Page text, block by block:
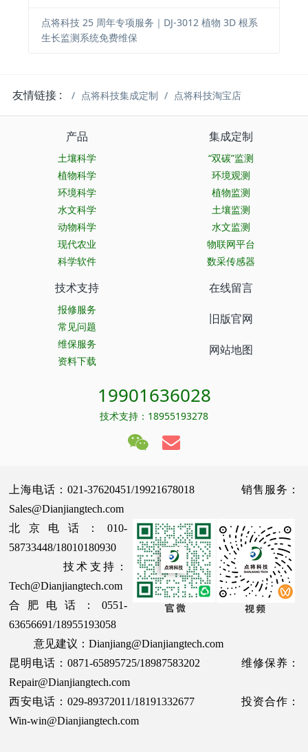
点将科技 25 周年专项服务｜DJ-3012 植物 3D 根系
生长监测系统免费维保
友情链接 : 点将科技集成定制 点将科技淘宝店
产品
土壤科学
植物科学
环境科学
水文科学
动物科学
现代农业
科学软件
集成定制
“双碳”监测
环境观测
植物监测
土壤监测
水文监测
物联网平台
数采传感器
技术支持
报修服务
常见问题
维保服务
资料下载
在线留言
旧版官网
网站地图
19901636028
技术支持：18955193278
上海电话：021-37620451/19921678018 销售服务：
Sales@Dianjiangtech.com
北京电话：010-
58733448/18010180930
技术支持：
Tech@Dianjiangtech.com
合肥电话：0551-
63656691/18955193058
意见建议：Dianjiang@Dianjiangtech.com
昆明电话：0871-65895725/18987583202 维修保养：
Repair@Dianjiangtech.com
西安电话：029-89372011/18191332677 投资合作：
Win-win@Dianjiangtech.com